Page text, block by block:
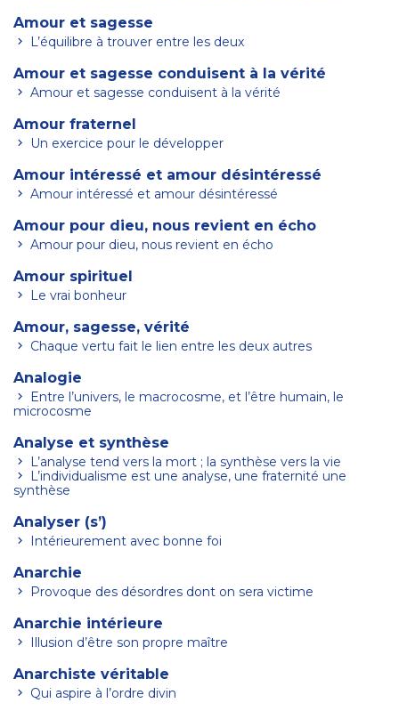
Amour et sagesse
L’équilibre à trouver entre les deux
Amour et sagesse conduisent à la vérité
Amour et sagesse conduisent à la vérité
Amour fraternel
Un exercice pour le développer
Amour intéressé et amour désintéressé
Amour intéressé et amour désintéressé
Amour pour dieu, nous revient en écho
Amour pour dieu, nous revient en écho
Amour spirituel
Le vrai bonheur
Amour, sagesse, vérité
Chaque vertu fait le lien entre les deux autres
Analogie
microcosme
Analyse et synthèse
L’analyse tend vers la mort ; la synthèse vers la vie
synthèse
Analyser (s’)
Intérieurement avec bonne foi
Anarchie
Provoque des désordres dont on sera victime
Anarchie intérieure
Illusion d’être son propre maître
Anarchiste véritable
Qui aspire à l’ordre divin